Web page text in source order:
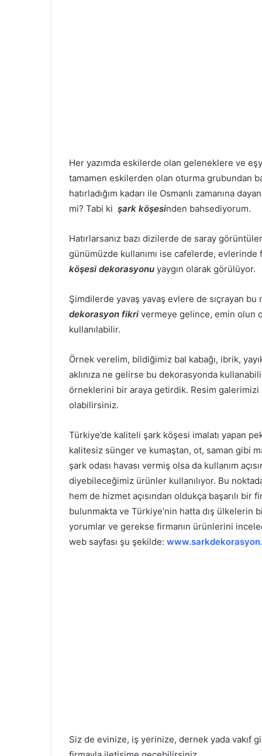
Her yazımda eskilerde olan geleneklere ve
tamamen eskilerden olan oturma grubundan
hatırladığım kadarı ile Osmanlı zamanına
mi? Tabi ki şark köşesinden bahsediyorum.
Hatırlarsanız bazı dizilerde de saray
günümüzde kullanımı ise cafelerde,
köşesi dekorasyonu yaygın olarak görülüyor.
Şimdilerde yavaş yavaş evlere de sıçrayan bu
dekorasyon fikri vermeye gelince, emin olun
kullanılabilir.
Örnek verelim, bildiğimiz bal kabağı, ibrik,
aklınıza ne gelirse bu dekorasyonda
örneklerini bir araya getirdik. Resim
olabilirsiniz.
Türkiye’de kaliteli şark köşesi imalatı yapan
kalitesiz sünger ve kumaştan, ot, saman gibi
şark odası havası vermiş olsa da kullanım
diyebileceğimiz ürünler kullanılıyor. Bu
hem de hizmet açısından oldukça başarılı bir
bulunmakta ve Türkiye’nin hatta dış ülkelerin
yorumlar ve gerekse firmanın ürünlerini
web sayfası şu şekilde:
Siz de evinize, iş yerinize, dernek yada vakıf